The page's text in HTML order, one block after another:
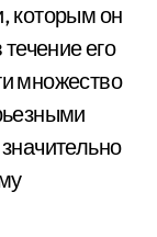
которым он
его
множество